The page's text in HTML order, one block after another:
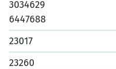
3034629
6447688
23017
23260